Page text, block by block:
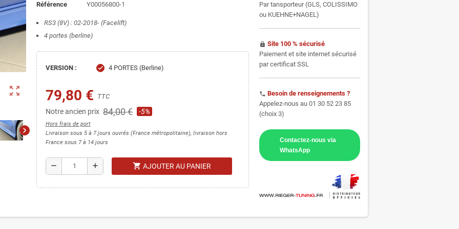
zoom_out_map
chevron_right
Référence
Y00056800-1
RS3 (8V) : 02-2018- (Facelift)
4 portes (berline)
VERSION : check 4 PORTES (Berline)
79,80 € TTC
Notre ancien prix 84,00 € -5%
Hors frais de port
Livraison sous 5 à 7 jours ouvrés (France métropolitaine), livraison hors
France sous 7 à 14 jours
remove add shopping_cart AJOUTER AU PANIER
Par tansporteur (GLS, COLISSIMO
ou KUEHNE+NAGEL)
https Site 100 % sécurisé
Paiement et site internet sécurisé
par certificat SSL
phone Besoin de renseignements ?
Appelez-nous au 01 30 52 23 85
(choix 3)
Contactez-nous via
WhatsApp